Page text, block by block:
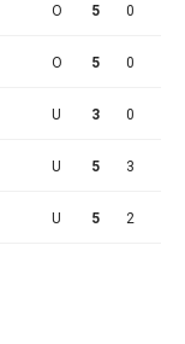
O 5 0
O 5 0
U 3 0
U 5 3
U 5 2